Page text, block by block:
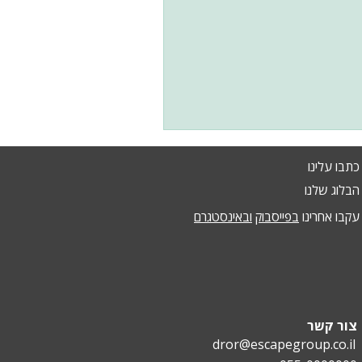
כתבו עלינו
הבלוג שלנו
עקבו אחרינו בפייסבוק ובאינסטגרם
צור קשר
dror@escapegroup.co.il